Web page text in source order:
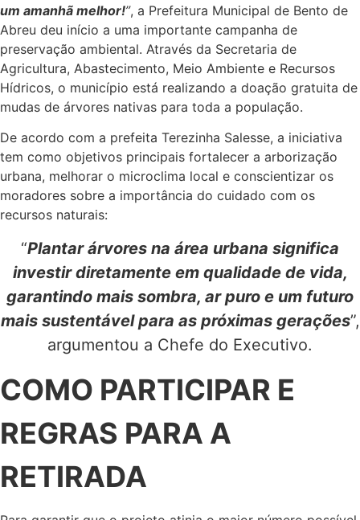
um amanhã melhor!”, a Prefeitura Municipal de Bento de
Abreu deu início a uma importante campanha de
preservação ambiental. Através da Secretaria de
Agricultura, Abastecimento, Meio Ambiente e Recursos
Hídricos, o município está realizando a doação gratuita de
mudas de árvores nativas para toda a população.
De acordo com a prefeita Terezinha Salesse, a iniciativa
tem como objetivos principais fortalecer a arborização
urbana, melhorar o microclima local e conscientizar os
moradores sobre a importância do cuidado com os
recursos naturais:
“Plantar árvores na área urbana significa
investir diretamente em qualidade de vida,
garantindo mais sombra, ar puro e um futuro
mais sustentável para as próximas gerações”,
argumentou a Chefe do Executivo.
COMO PARTICIPAR E
REGRAS PARA A
RETIRADA